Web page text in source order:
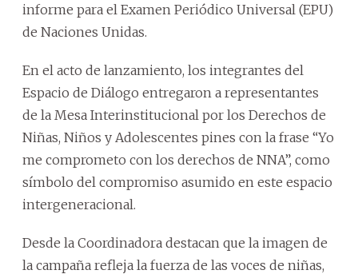
informe para el Examen Periódico Universal (EPU)
de Naciones Unidas.
En el acto de lanzamiento, los integrantes del
Espacio de Diálogo entregaron a representantes
de la Mesa Interinstitucional por los Derechos de
Niñas, Niños y Adolescentes pines con la frase “Yo
me comprometo con los derechos de NNA”, como
símbolo del compromiso asumido en este espacio
intergeneracional.
Desde la Coordinadora destacan que la imagen de
la campaña refleja la fuerza de las voces de niñas,